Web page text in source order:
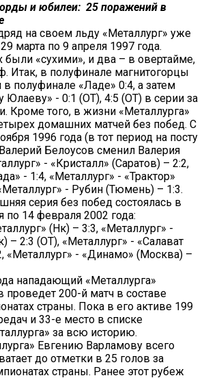
и юбилеи: 25 поражений в
на своем льду «Металлург» уже
марта по 9 апреля 1997 года.
были «сухими», и два – в овертайме,
Итак, в полуфинале магнитогорцы
в полуфинале «Ладе» 0:4, а затем
- 0:1 (ОТ), 4:5 (ОТ) в серии за
Кроме того, в жизни «Металлурга»
домашних матчей без побед. С
1996 года (в тот период на посту
Белоусов сменил Валерия
- «Кристалл» (Саратов) – 2:2,
- 1:4, «Металлург» - «Трактор»
- Рубин (Тюмень) – 1:3.
серия без побед состоялась в
по 14 февраля 2002 года:
(Нк) – 3:3, «Металлург» -
– 2:3 (ОТ), «Металлург» - «Салават
«Металлург» - «Динамо» (Москва) –
нападающий «Металлурга»
200-й матч в составе
страны. Пока в его активе 199
и 33-е место в списке
за всю историю.
Евгению Варламову всего
до отметки в 25 голов за
страны. Ранее этот рубеж